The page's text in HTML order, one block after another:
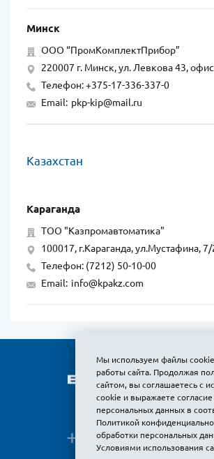
Минск
ООО “ПромКомплектПрибор”
220007 г. Минск, ул. Левкова 43,
Телефон: +375-17-336-337-0
Email: pkp-kip@mail.ru
Казахстан
Караганда
ТОО "Казпромавтоматика"
100017, г.Караганда, ул.Мустафина, 7/
Телефон: (7212) 50-10-00
Email: info@kpakz.com
+7 (495) 380-
Мы используем файлы
работы сайта. Продолжая
сайтом, вы соглашаетесь с
cookie и выражаете
персональных данных в
Политикой
обработки персональных
Условиями использования